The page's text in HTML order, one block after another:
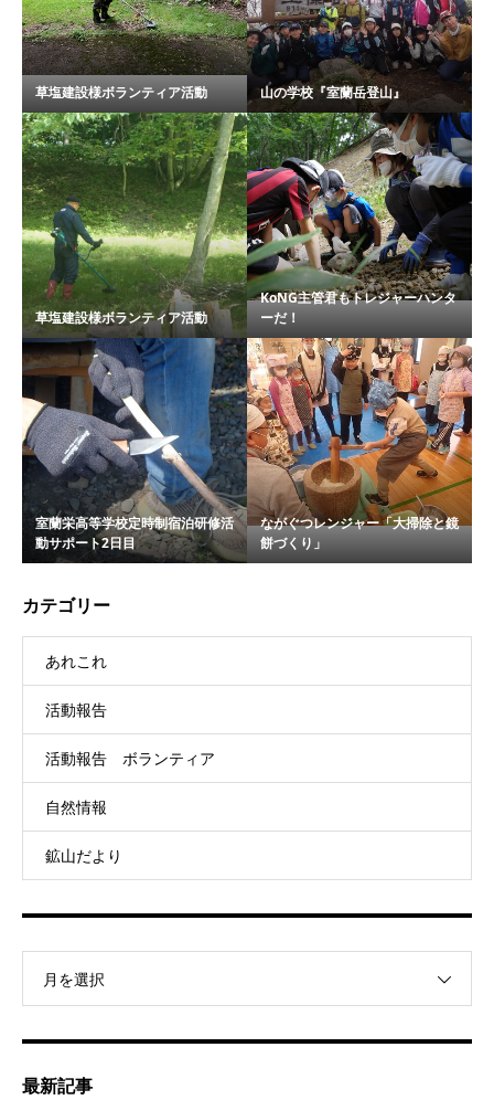
草塩建設様ボランティア活動 山の学校『室蘭岳登山』
草塩建設様ボランティア活動
KoNG主管君もトレジャーハンタ
ーだ！
室蘭栄高等学校定時制宿泊研修活
動サポート2日目
ながぐつレンジャー「大掃除と鏡
餅づくり」
カテゴリー
あれこれ
活動報告
活動報告 ボランティア
自然情報
鉱山だより
月を選択
最新記事